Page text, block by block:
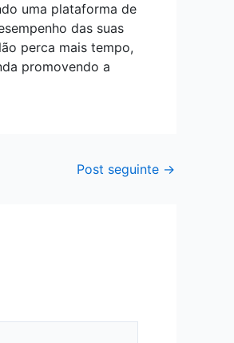
uma plataforma de
das suas
perca mais tempo,
promovendo a
Post seguinte →